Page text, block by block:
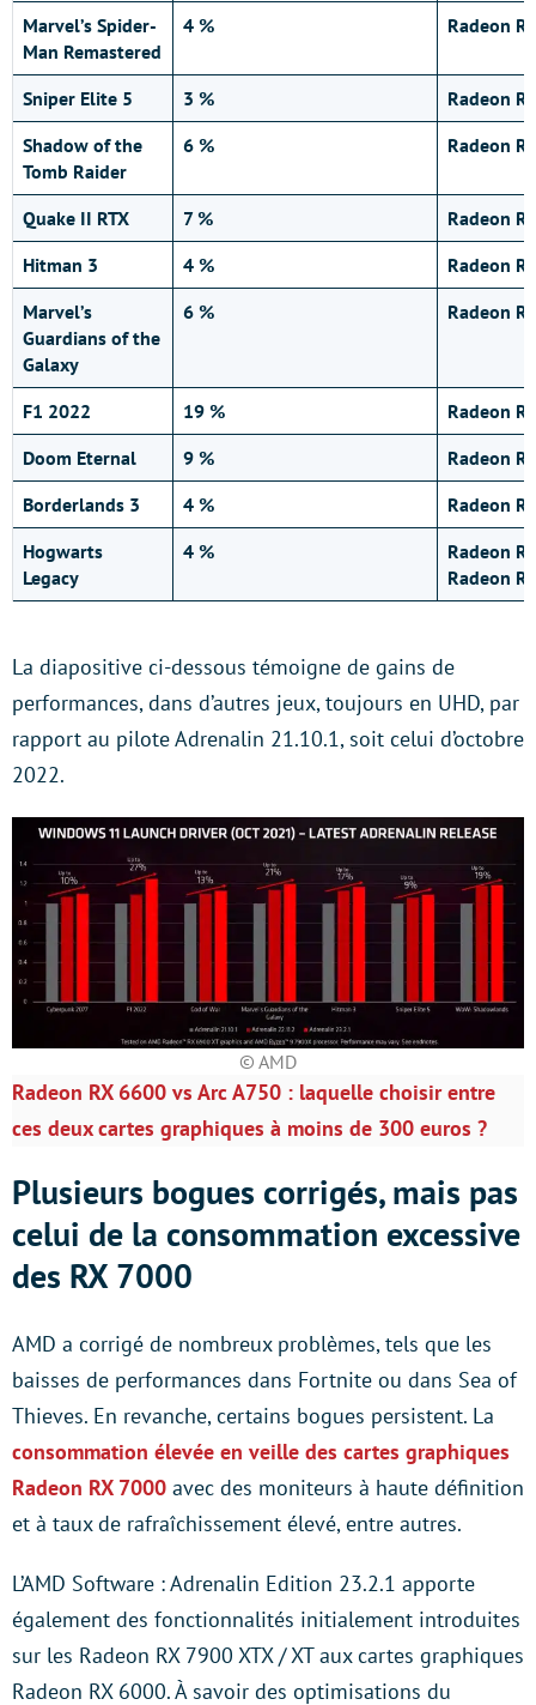
Marvel’s Spider-
Man Remastered
4 % Radeon
Sniper Elite 5 3 %
Radeon
Shadow of the
Tomb Raider
6 % Radeon
Quake II RTX 7 %
Radeon
Hitman 3
4 %
Radeon
Marvel’s
Guardians of the
Galaxy
6 % Radeon
F1 2022 19 %
Radeon
Doom Eternal
9 %
Radeon
Borderlands 3
4 %
Radeon
Hogwarts
Legacy
4 %
Radeon
Radeon
La diapositive ci-dessous témoigne de gains de
performances, dans d’autres jeux, toujours en UHD, par
rapport au pilote Adrenalin 21.10.1, soit celui d’octobre
2022.
© AMD
Radeon RX 6600 vs Arc A750 : laquelle choisir entre
ces deux cartes graphiques à moins de 300 euros ?
Plusieurs bogues corrigés, mais pas
celui de la consommation excessive
des RX 7000
AMD a corrigé de nombreux problèmes, tels que les
baisses de performances dans Fortnite ou dans Sea of
Thieves. En revanche, certains bogues persistent. La
consommation élevée en veille des cartes graphiques
Radeon RX 7000 avec des moniteurs à haute définition
et à taux de rafraîchissement élevé, entre autres.
L’AMD Software : Adrenalin Edition 23.2.1 apporte
également des fonctionnalités initialement introduites
sur les Radeon RX 7900 XTX / XT aux cartes graphiques
Radeon RX 6000. À savoir des optimisations du